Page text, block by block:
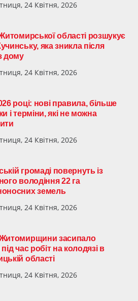
24 Квітня, 2026
Житомирської області розшукує
яка зникла після
дому
24 Квітня, 2026
році: нові правила, більше
і терміни, які не можна
24 Квітня, 2026
громаді повернуть із
володіння 22 га
земель
24 Квітня, 2026
засипало
час робіт на колодязі в
області
24 Квітня, 2026